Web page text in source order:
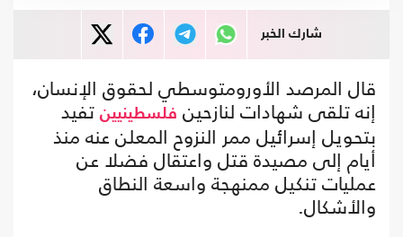
شارك الخبر
قال المرصد الأورومتوسطي لحقوق الإنسان،
إنه تلقى شهادات لنازحين فلسطينيين تفيد
بتحويل إسرائيل ممر النزوح المعلن عنه منذ
أيام إلى مصيدة قتل واعتقال فضلا عن
عمليات تنكيل ممنهجة واسعة النطاق
والأشكال.